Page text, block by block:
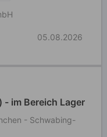
05.08.2026
im Bereich Lager
- Schwabing-